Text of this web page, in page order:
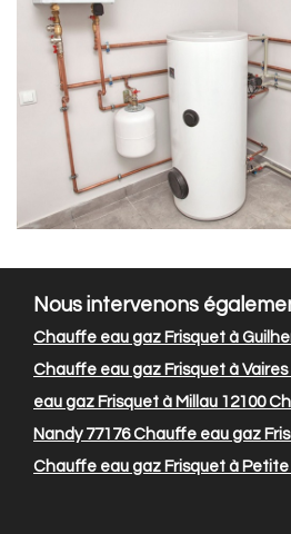
Nous intervenons
Chauffe eau gaz Frisquet à
Chauffe eau gaz Frisquet à Vaires
eau gaz Frisquet à Millau 12100
Nandy 77176Chauffe eau gaz
Chauffe eau gaz Frisquet à Petite